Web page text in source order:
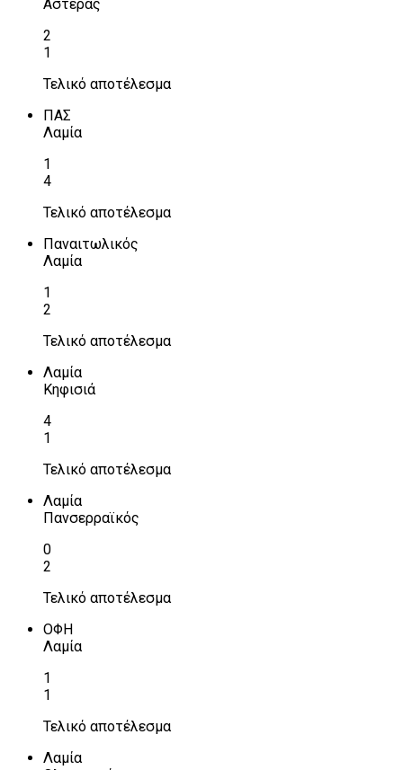
Αστέρας
2
1
Τελικό αποτέλεσμα
ΠΑΣ
Λαμία
1
4
Τελικό αποτέλεσμα
Παναιτωλικός
Λαμία
1
2
Τελικό αποτέλεσμα
Λαμία
Κηφισιά
4
1
Τελικό αποτέλεσμα
Λαμία
Πανσερραϊκός
0
2
Τελικό αποτέλεσμα
ΟΦΗ
Λαμία
1
1
Τελικό αποτέλεσμα
Λαμία